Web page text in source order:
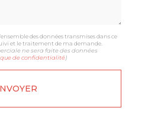
des données transmises dans ce
et le traitement de ma demande.
ne sera faite des données
de confidentialité)